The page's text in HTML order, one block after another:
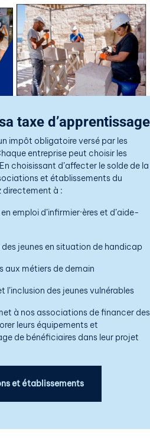
taxe d’apprentissage
impôt obligatoire versé par les
entreprise peut choisir les
En choisissant d’affecter lesolde de la
et établissements du
directement à :
emploi d’infirmier·ères et d’aide-
jeunes en situation de handicap
aux métiers de demain
l’inclusion des jeunes vulnérables
à nos associations de financer des
leurs équipements et
de bénéficiaires dans leur projet
et établissements